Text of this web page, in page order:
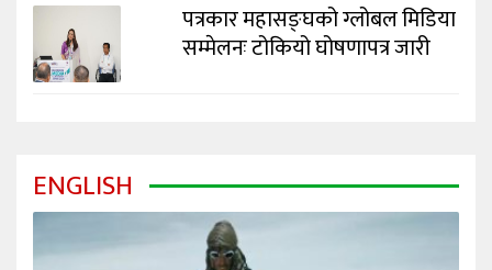
पत्रकार महासङ्घको ग्लोबल मिडिया
सम्मेलनः टोकियो घोषणापत्र जारी
ENGLISH